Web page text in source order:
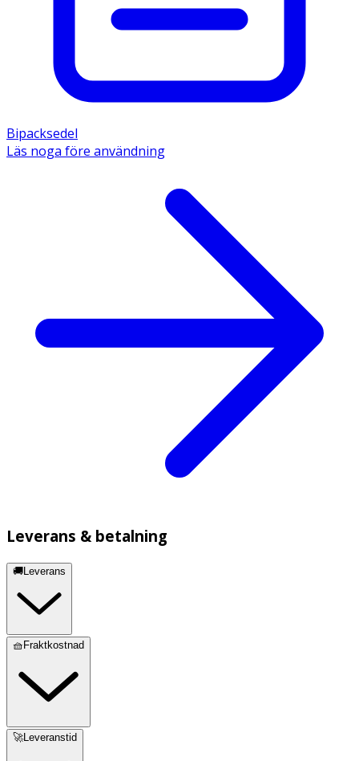
Bipacksedel
Läs noga före användning
Leverans & betalning
🚚Leverans
🧺Fraktkostnad
🚀Leveranstid